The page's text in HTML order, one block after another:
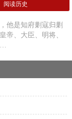
阅读历史
他是知府剿寇归剿
帝、大臣、明将、